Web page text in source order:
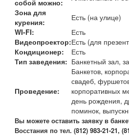
собой можно:
Зона для
курения:
Есть (на улице)
WI-FI:
Есть
Видеопроектор:Есть (для
Кондиционер:
Есть
Тип заведения: Банкетный зал,
Проведение:
Банкетов,
свадеб,
корпоративных
день рождения,
поминок,
Вы можете оставить заявку в
Восстания по тел. (812) 983-21-21,